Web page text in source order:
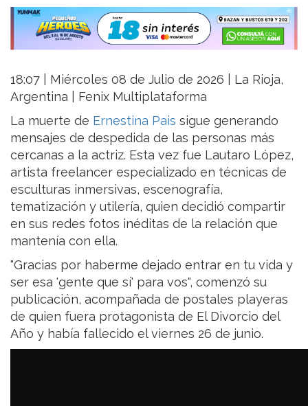
18:07 | Miércoles 08 de Julio de 2026 | La Rioja,
Argentina | Fenix Multiplataforma
La muerte de Ernestina Pais sigue generando
mensajes de despedida de las personas más
cercanas a la actriz. Esta vez fue Lautaro López,
artista freelancer especializado en técnicas de
esculturas inmersivas, escenografía,
tematización y utilería, quien decidió compartir
en sus redes fotos inéditas de la relación que
mantenía con ella.
"Gracias por haberme dejado entrar en tu vida y
ser esa 'gente que sí' para vos", comenzó su
publicación, acompañada de postales playeras
de quien fuera protagonista de El Divorcio del
Año y había fallecido el viernes 26 de junio.